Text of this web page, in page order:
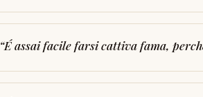
“É assai facile farsi cattiva fama,